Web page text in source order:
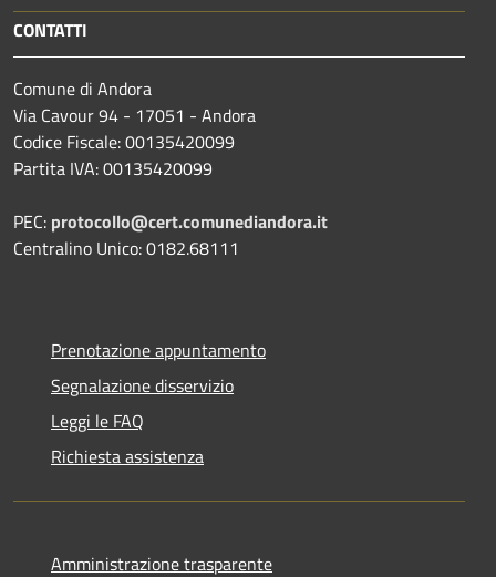
CONTATTI
Comune di Andora
Via Cavour 94 - 17051 - Andora
Codice Fiscale: 00135420099
Partita IVA: 00135420099
PEC: protocollo@cert.comunediandora.it
Centralino Unico: 0182.68111
Prenotazione appuntamento
Segnalazione disservizio
Leggi le FAQ
Richiesta assistenza
Amministrazione trasparente